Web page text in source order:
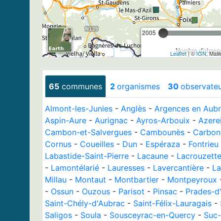
2005
Nombre
Leaflet| ©IGN,
65 communes 2 organismes 30
Almont-les-Junies - Anglès - Argences en
Aspin-Aure - Aurignac - Ayros-Arbouix -
Cambon-et-Salvergues - Cambounès -
Cornus - Coueilles - Dun - Espéraza - Fontrieu
Labastide-Saint-Pierre - Lacaune - Lacrouzette
- Lamontélarié - Lauresses - Lavercantière -
Millau - Montaut - Montbartier - Montpeyroux
- Ossun - Ouzous - Parisot - Pinsac - Prades-
Saint-Chély-d'Aubrac - Saint-Félix-Lauragais -
Saligos - Soula - Sousceyrac-en-Quercy -